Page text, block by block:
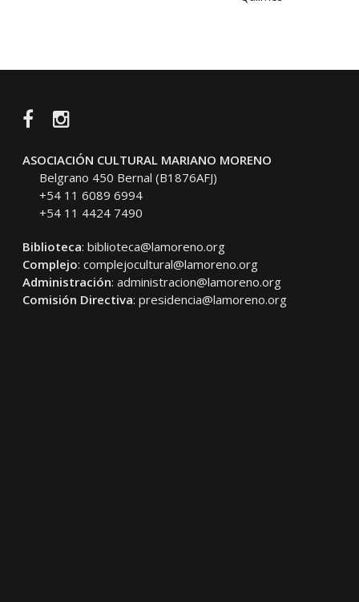
FacebookInstagram
ASOCIACIÓN CULTURAL MARIANO MORENO
Belgrano 450 Bernal (B1876AFJ)
+54 11 6089 6994
+54 11 4424 7490
Biblioteca: biblioteca@lamoreno.org
Complejo: complejocultural@lamoreno.org
Administración: administracion@lamoreno.org
Comisión Directiva: presidencia@lamoreno.org